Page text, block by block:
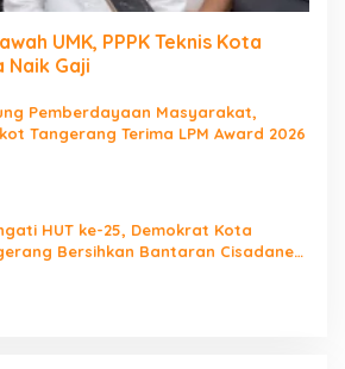
UMK, PPPK Teknis Kota
Naik Gaji
Pemberdayaan Masyarakat,
Tangerang Terima LPM Award 2026
HUT ke-25, Demokrat Kota
Bersihkan Bantaran Cisadane